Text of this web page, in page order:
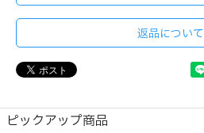
返品について
ピックアップ商品